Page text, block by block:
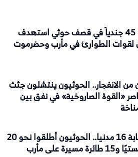
استشهاد 45 جندياً في قصف حوثي استهدف
الطوارئ في مأرب وحضرموت
من الانفجار.. الحوثيون ينتشلون جثث
«القوة الصاروخية» في نفق بين
مقتل وإصابة 16 مدنيا.. الحوثيون أطلقوا نحو 20
على مأرب